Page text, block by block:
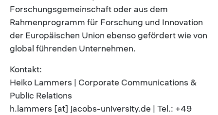
Forschungsgemeinschaft oder aus dem
Rahmenprogramm für Forschung und Innovation
der Europäischen Union ebenso gefördert wie von
global führenden Unternehmen.
Kontakt:
Heiko Lammers | Corporate Communications &
Public Relations
h.lammers [at] jacobs-university.de | Tel.: +49